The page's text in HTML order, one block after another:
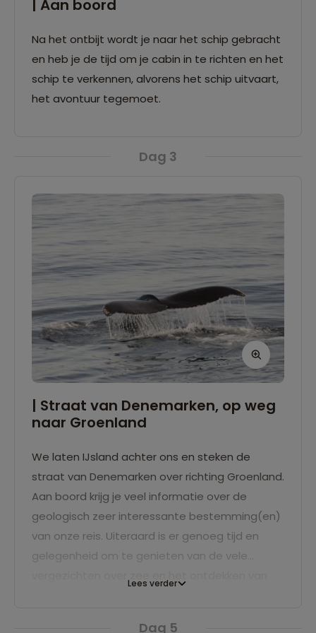
| Aan boord
Na het ontbijt wordt je naar het schip gebracht
en heb je de tijd om je cabin in te richten en het
schip te verkennen, alvorens het schip uitvaart,
het avontuur tegemoet.
Dag 3
| Straat van Denemarken, op weg
naar Groenland
We laten IJsland achter ons en steken de
straat van Denemarken over richting Groenland.
Aan boord krijg je veel informatie over de
geologisch zeer interessante bestemming(en)
van onze reis. Uiteraard is er genoeg tijd en
gelegenheid om te genieten van de vele
Lees verder
Dag 5